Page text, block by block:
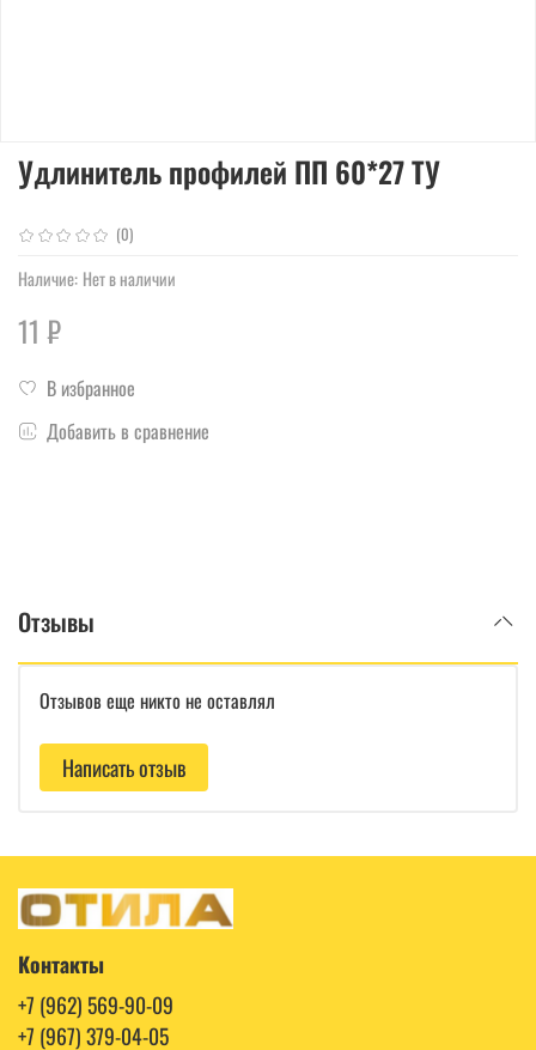
(0)
Наличие: Нет в наличии
Удлинитель профилей ПП 60*27 ТУ
11 ₽
В избранное
Добавить в сравнение
Отзывы
Отзывов еще никто не оставлял
Написать отзыв
Контакты
+7 (962) 569-90-09
+7 (967) 379-04-05